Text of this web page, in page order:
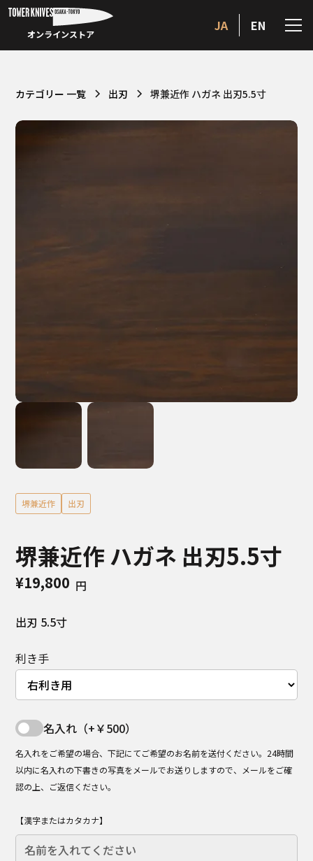
オンラインストア
JA EN
カテゴリー 一覧 出刃 堺兼近作 ハガネ 出刃5.5寸
堺兼近作 出刃
堺兼近作 ハガネ 出刃5.5寸
¥19,800 円
出刃 5.5寸
利き手
名入れ（+￥500）
名入れをご希望の場合、下記にてご希望のお名前を送付ください。24時間
以内に名入れの下書きの写真をメールでお送りしますので、メールをご確
認の上、ご返信ください。
【漢字またはカタカナ】